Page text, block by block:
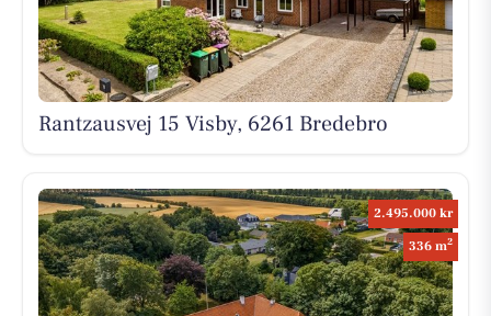
Rantzausvej 15 Visby, 6261 Bredebro
2.495.000 kr
336 m2